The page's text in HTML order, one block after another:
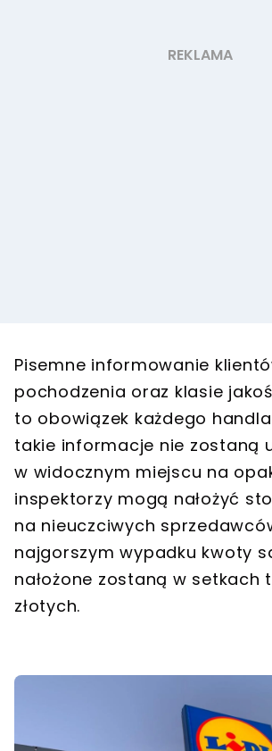
Pisemne informowanie
pochodzenia oraz klasie
to obowiązek każdego
takie informacje nie zostaną
w widocznym miejscu na
inspektorzy mogą nałożyć
na nieuczciwych
najgorszym wypadku kwoty
nałożone zostaną w setkach
złotych.